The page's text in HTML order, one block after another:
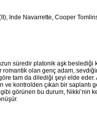
Inde Navarrette, Cooper
süredir platonik aşk
romantik olan genç adam,
tam da dilediği şeyi elde
ve kontrolden çıkan bir saplantı
görünen bu durum, Nikki’nin